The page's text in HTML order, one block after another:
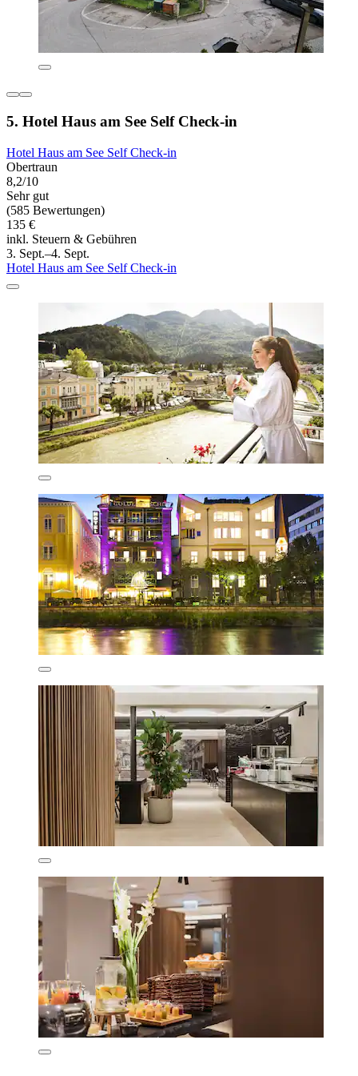
5. Hotel Haus am See Self Check-in
Hotel Haus am See Self Check-in
Obertraun
8,2/10
Sehr gut
(585 Bewertungen)
135 €
inkl. Steuern & Gebühren
3. Sept.–4. Sept.
Hotel Haus am See Self Check-in